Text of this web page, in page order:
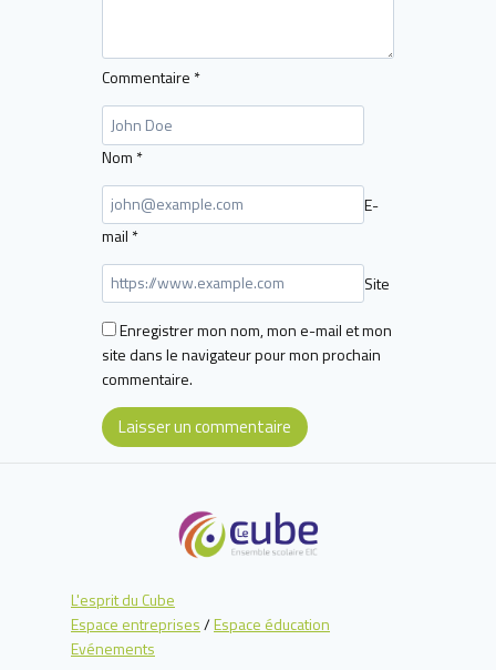
Commentaire *
Nom *
E-
mail *
Site
Enregistrer mon nom, mon e-mail et mon
site dans le navigateur pour mon prochain
commentaire.
L'esprit du Cube
Espace entreprises/Espace éducation
Evénements